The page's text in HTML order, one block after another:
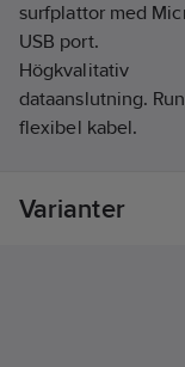
surfplattor med
USB port.
Högkvalitativ
dataanslutning.
flexibel kabel.
Ean
Varianter